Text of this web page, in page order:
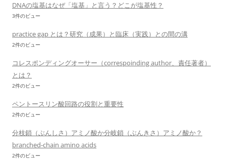
DNAの塩基はなぜ「塩基」と言う？どこが塩基性？
3件のビュー
practice gap とは？研究（成果）と臨床（実践）との間の溝
2件のビュー
コレスポンディングオーサー（correspoinding author、責任著者）
とは？
2件のビュー
ペントースリン酸回路の役割と重要性
2件のビュー
分枝鎖（ぶんしさ）アミノ酸か分岐鎖（ぶんきさ）アミノ酸か？
branched-chain amino acids
2件のビュー